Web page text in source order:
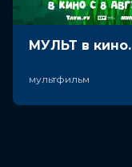
мультфильм